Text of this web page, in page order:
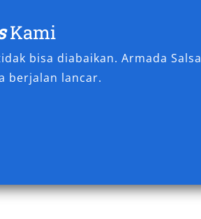
Kami
bisa diabaikan. Armada Salsa
berjalan lancar.